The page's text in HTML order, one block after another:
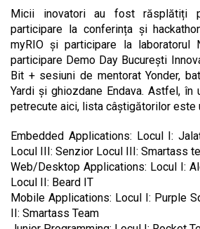
Micii inovatori au fost răsplătiți
participare la conferința și
myRIO și participare la laboratorul
participare Demo Day București
Bit + sesiuni de mentorat Yonder,
Yardi și ghiozdane Endava. Astfel,
petrecute aici, lista câștigătorilor este
Embedded Applications: Locul I:
Locul III: Senzior Locul III: Smartass
Web/Desktop Applications: Locul I:
Locul II: Beard IT
Mobile Applications: Locul I: Purple
II: Smartass Team